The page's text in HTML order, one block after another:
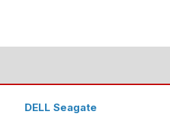
DELL Seagate